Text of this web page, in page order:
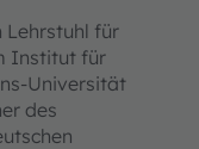
Lehrstuhl für
Institut für
Universität
des